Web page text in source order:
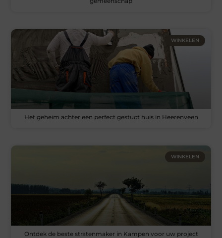
WINKELEN
Het geheim achter een perfect gestuct huis in Heerenveen
WINKELEN
Ontdek de beste stratenmaker in Kampen voor uw project